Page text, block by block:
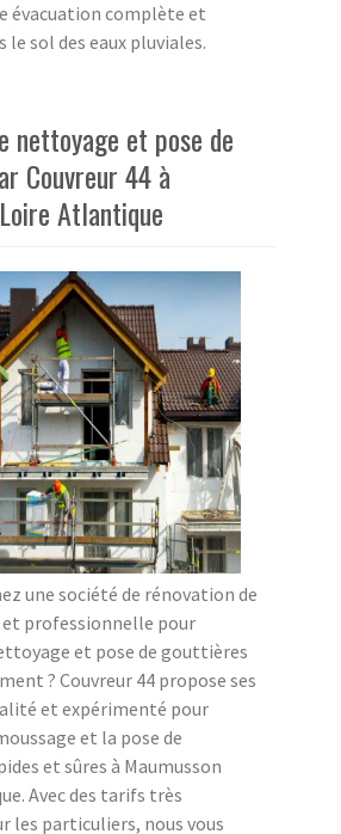
évacuation complète et
sol des eaux pluviales.
nettoyage et pose de
Couvreur 44 à
Atlantique
une société de rénovation de
professionnelle pour
et pose de gouttières
? Couvreur 44 propose ses
et expérimenté pour
et la pose de
et sûres à Maumusson
Avec des tarifs très
les particuliers, nous vous